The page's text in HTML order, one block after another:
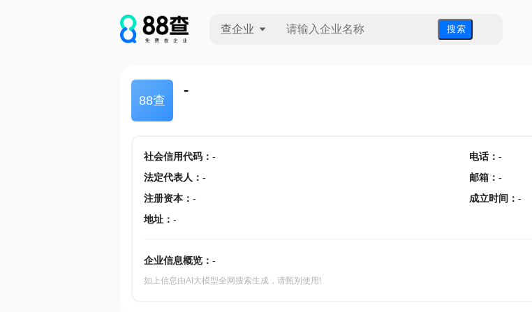
查企业 搜 索
88查
-
社会信用代码： - 电话： -
法定代表人 ： - 邮箱 ： -
注册资本： - 成立时间 ： -
地址： -
企业信息概览： -
如上信息由AI大模型全网搜索生成，请甄别使用!